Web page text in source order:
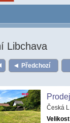
Libchava
Předchozí
Česká